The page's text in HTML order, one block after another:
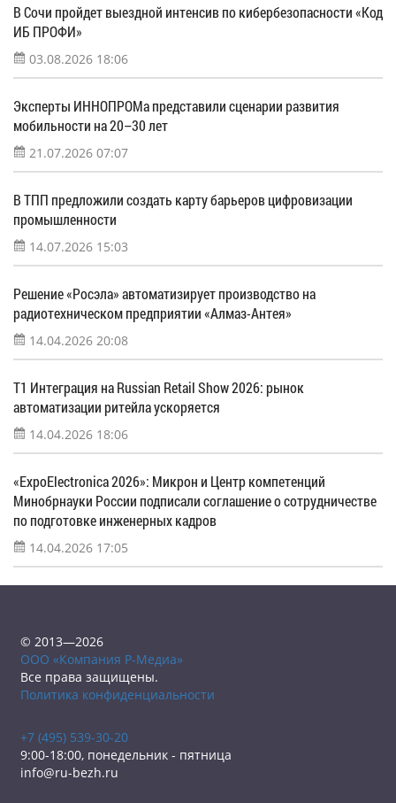
В Сочи пройдет выездной интенсив по кибербезопасности «Код
ИБ ПРОФИ»
03.08.2026 18:06
Эксперты ИННОПРОМа представили сценарии развития
мобильности на 20–30 лет
21.07.2026 07:07
В ТПП предложили создать карту барьеров цифровизации
промышленности
14.07.2026 15:03
Решение «Росэла» автоматизирует производство на
радиотехническом предприятии «Алмаз-Антея»
14.04.2026 20:08
Т1 Интеграция на Russian Retail Show 2026: рынок
автоматизации ритейла ускоряется
14.04.2026 18:06
«ExpoElectronica 2026»: Микрон и Центр компетенций
Минобрнауки России подписали соглашение о сотрудничестве
по подготовке инженерных кадров
14.04.2026 17:05
© 2013—2026
ООО «Компания Р-Медиа»
Все права защищены.
Политика конфиденциальности
+7 (495) 539-30-20
9:00-18:00, понедельник - пятница
info@ru-bezh.ru